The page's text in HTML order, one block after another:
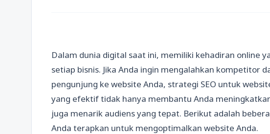
Dalam dunia digital saat ini, memiliki kehadiran online
setiap bisnis. Jika Anda ingin mengalahkan kompetitor
pengunjung ke website Anda, strategi SEO untuk
yang efektif tidak hanya membantu Anda
juga menarik audiens yang tepat. Berikut adalah
Anda terapkan untuk mengoptimalkan website Anda.